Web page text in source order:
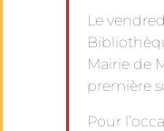
Le
Mairie de
première
Pour